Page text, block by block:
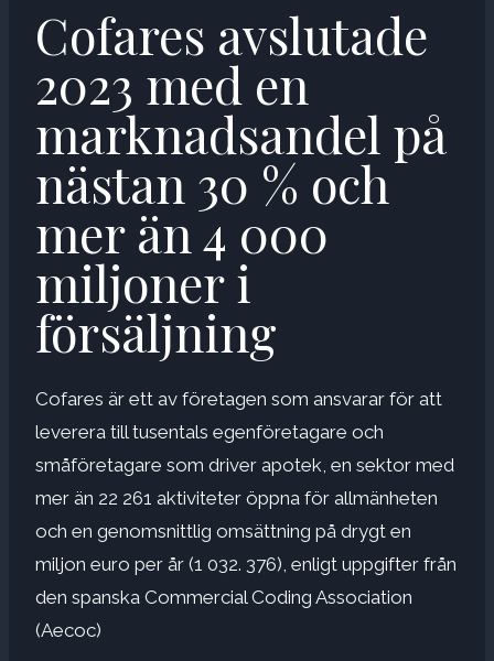
Cofares avslutade
2023 med en
marknadsandel på
nästan 30 % och
mer än 4 000
miljoner i
försäljning
Cofares är ett av företagen som ansvarar för att
leverera till tusentals egenföretagare och
småföretagare som driver apotek, en sektor med
mer än 22 261 aktiviteter öppna för allmänheten
och en genomsnittlig omsättning på drygt en
miljon euro per år (1 032. 376), enligt uppgifter från
den spanska Commercial Coding Association
(Aecoc)